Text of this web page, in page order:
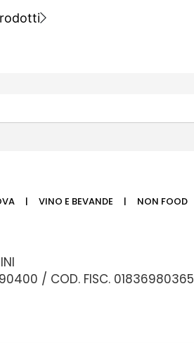
VINO E BEVANDE NON FOOD
/ COD. FISC. 01836980365